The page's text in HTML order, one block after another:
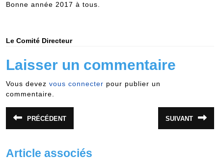
Bonne année 2017 à tous.
Le Comité Directeur
Laisser un commentaire
Vous devez vous connecter pour publier un
commentaire.
Navigation
de
PRÉCÉDENT
précédent
SUIVANT
suivant
Article associés